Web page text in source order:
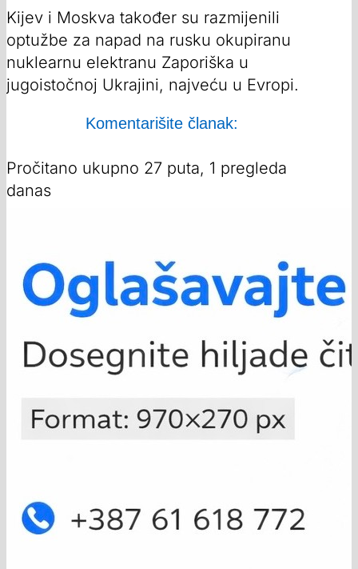
Kijev i Moskva također su razmijenili
optužbe za napad na rusku okupiranu
nuklearnu elektranu Zaporiška u
jugoistočnoj Ukrajini, najveću u Evropi.
Komentarišite članak:
Pročitano ukupno 27 puta, 1 pregleda
danas